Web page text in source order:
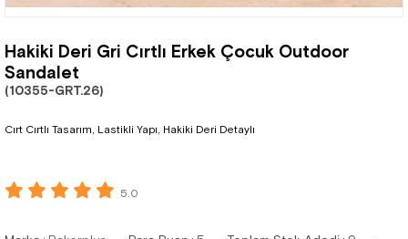
Hakiki Deri Gri Cırtlı Erkek Çocuk Outdoor
Sandalet
(10355-GRT.26)
Cırt Cırtlı Tasarım, Lastikli Yapı, Hakiki Deri Detaylı
5.0